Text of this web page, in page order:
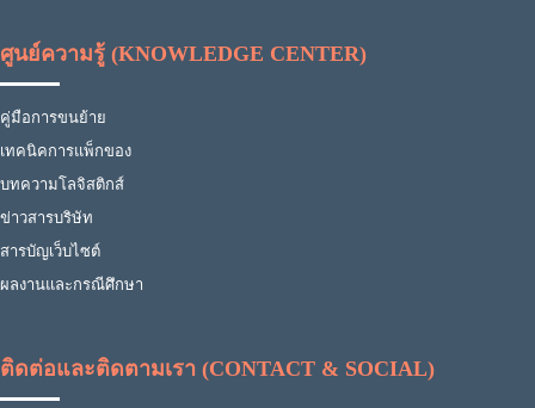
ศูนย์ความรู้ (KNOWLEDGE CENTER)
คู่มือการขนย้าย
เทคนิคการแพ็กของ
บทความโลจิสติกส์
ข่าวสารบริษัท
สารบัญเว็บไซต์
ผลงานและกรณีศึกษา
ติดต่อและติดตามเรา (CONTACT & SOCIAL)